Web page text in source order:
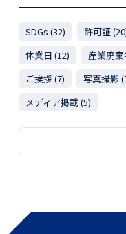
SDGs (32) 許可証
休業日 (12)
産業廃
ご挨拶 (7)
写真撮影
メディア掲載 (5)